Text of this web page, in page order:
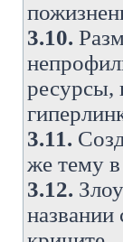
3.10.
ресурсы,
3.11.
же тему
3.12.